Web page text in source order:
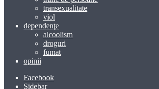
transexualitate
viol
dependenţe
alcoolism
droguri
fumat
opinii
Facebook
Sidebar